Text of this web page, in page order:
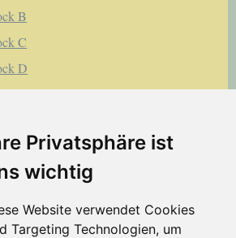
Privatsphäre ist
wichtig
Website verwendet Cookies
Targeting Technologien, um
B
C
D
E
F
G
Entpacken, Fonts (Schriftarten)
- nicht Prinzessin Mary Taufe